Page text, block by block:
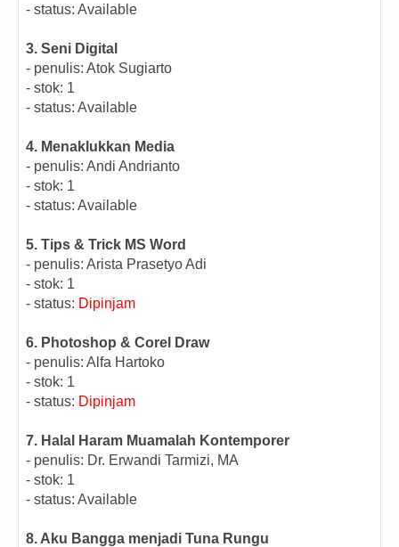
- status: Available
3. Seni Digital
- penulis: Atok Sugiarto
- stok: 1
- status: Available
4. Menaklukkan Media
- penulis: Andi Andrianto
- stok: 1
- status: Available
5. Tips & Trick MS Word
- penulis: Arista Prasetyo Adi
- stok: 1
- status: Dipinjam
6. Photoshop & Corel Draw
- penulis: Alfa Hartoko
- stok: 1
- status: Dipinjam
7. Halal Haram Muamalah Kontemporer
- penulis: Dr. Erwandi Tarmizi, MA
- stok: 1
- status: Available
8. Aku Bangga menjadi Tuna Rungu